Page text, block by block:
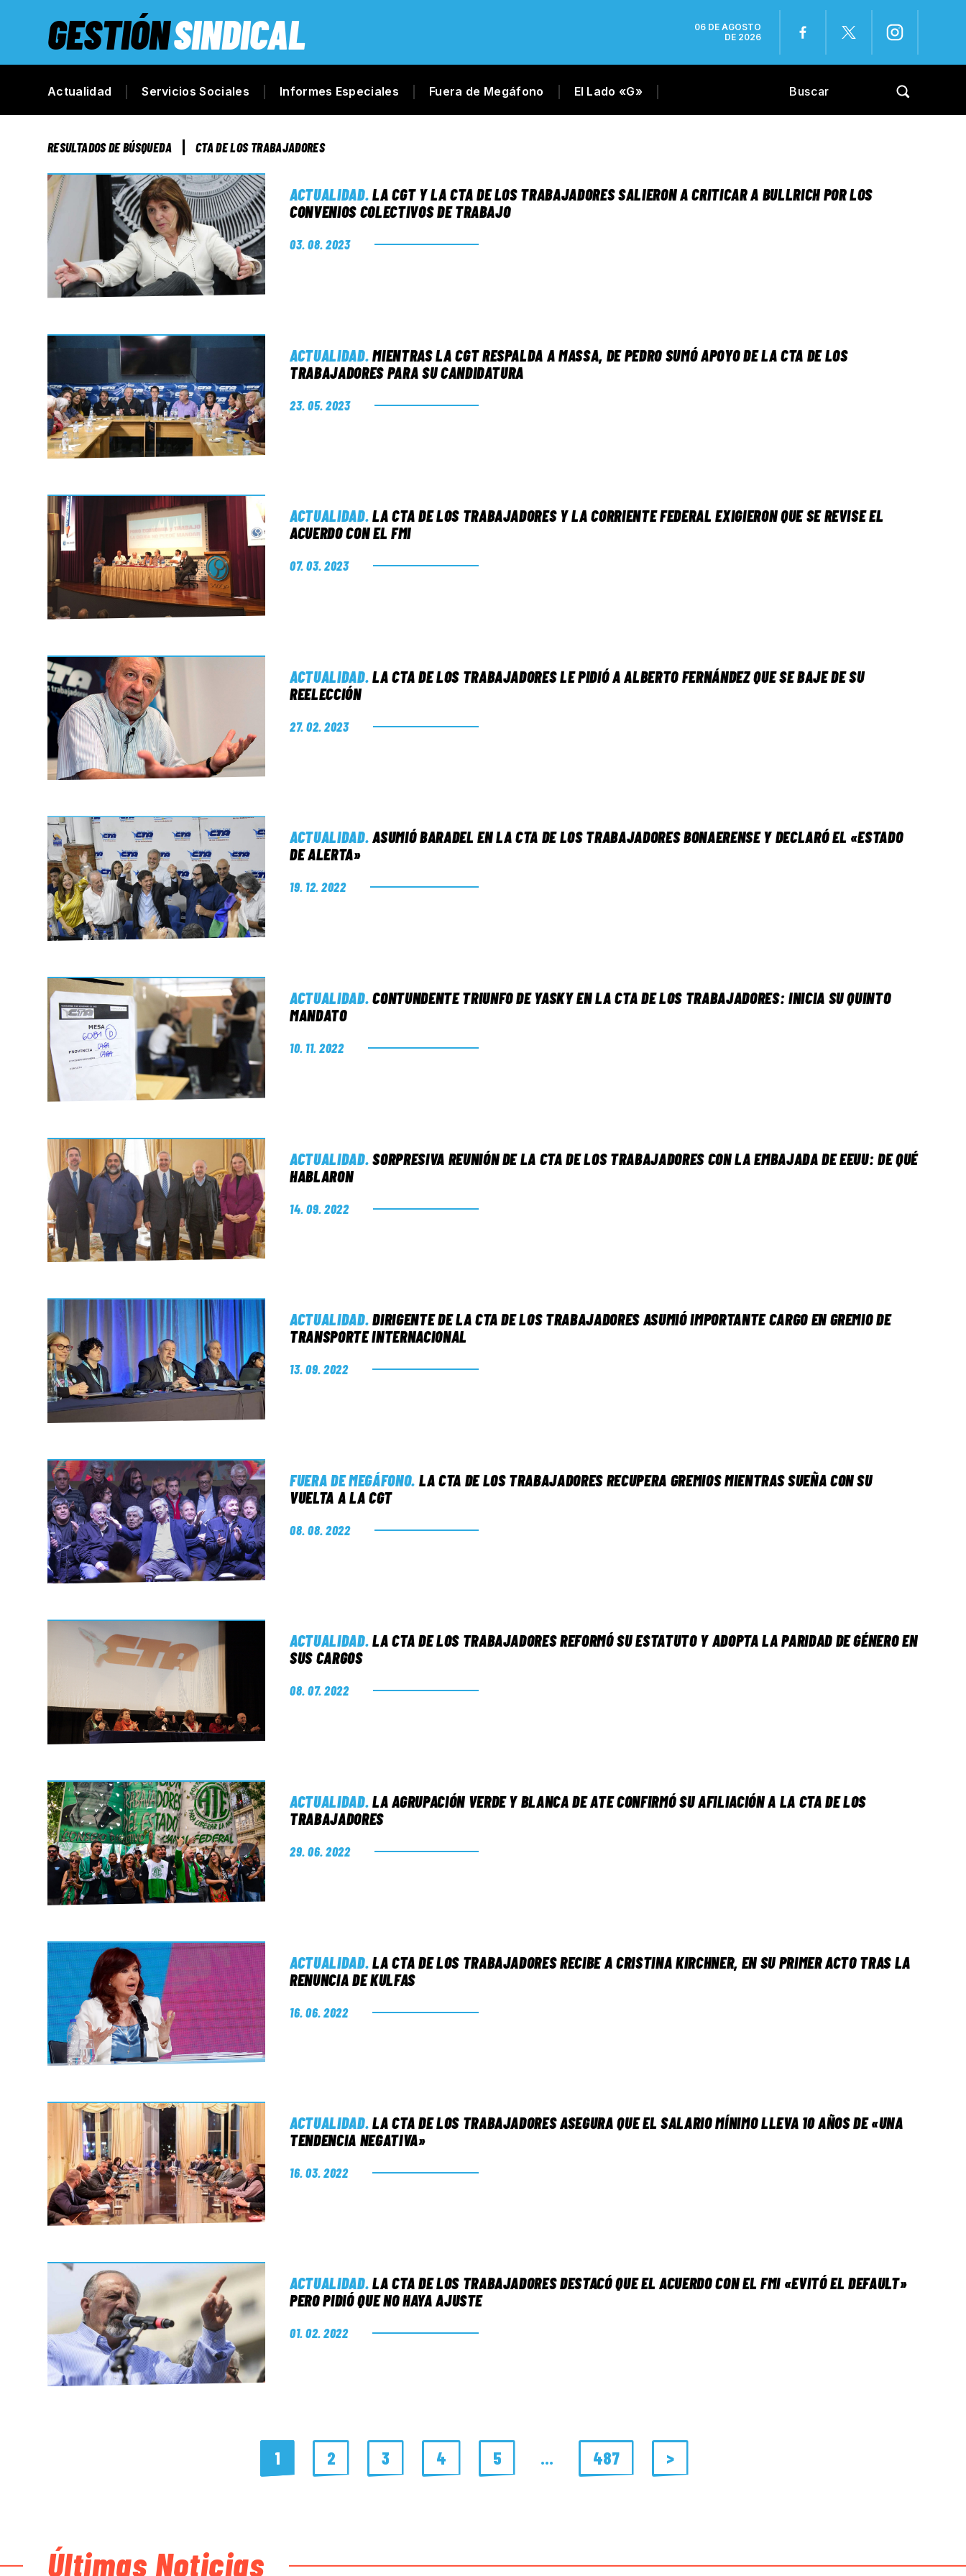
GESTIÓNSINDICAL
06 DE AGOSTO
DE 2026
Actualidad Servicios Sociales Informes Especiales Fuera de Megáfono El Lado «G»
RESULTADOS DE BÚSQUEDA CTA DE LOS TRABAJADORES
ACTUALIDAD. LA CGT Y LA CTA DE LOS TRABAJADORES SALIERON A CRITICAR A BULLRICH POR LOS
CONVENIOS COLECTIVOS DE TRABAJO
03. 08. 2023
ACTUALIDAD. MIENTRAS LA CGT RESPALDA A MASSA, DE PEDRO SUMÓ APOYO DE LA CTA DE LOS
TRABAJADORES PARA SU CANDIDATURA
23. 05. 2023
ACTUALIDAD. LA CTA DE LOS TRABAJADORES Y LA CORRIENTE FEDERAL EXIGIERON QUE SE REVISE EL
ACUERDO CON EL FMI
07. 03. 2023
ACTUALIDAD. LA CTA DE LOS TRABAJADORES LE PIDIÓ A ALBERTO FERNÁNDEZ QUE SE BAJE DE SU
REELECCIÓN
27. 02. 2023
ACTUALIDAD. ASUMIÓ BARADEL EN LA CTA DE LOS TRABAJADORES BONAERENSE Y DECLARÓ EL «ESTADO
DE ALERTA»
19. 12. 2022
ACTUALIDAD. CONTUNDENTE TRIUNFO DE YASKY EN LA CTA DE LOS TRABAJADORES: INICIA SU QUINTO
MANDATO
10. 11. 2022
ACTUALIDAD. SORPRESIVA REUNIÓN DE LA CTA DE LOS TRABAJADORES CON LA EMBAJADA DE EEUU: DE QUÉ
HABLARON
14. 09. 2022
ACTUALIDAD. DIRIGENTE DE LA CTA DE LOS TRABAJADORES ASUMIÓ IMPORTANTE CARGO EN GREMIO DE
TRANSPORTE INTERNACIONAL
13. 09. 2022
FUERA DE MEGÁFONO. LA CTA DE LOS TRABAJADORES RECUPERA GREMIOS MIENTRAS SUEÑA CON SU
VUELTA A LA CGT
08. 08. 2022
ACTUALIDAD. LA CTA DE LOS TRABAJADORES REFORMÓ SU ESTATUTO Y ADOPTA LA PARIDAD DE GÉNERO EN
SUS CARGOS
08. 07. 2022
ACTUALIDAD. LA AGRUPACIÓN VERDE Y BLANCA DE ATE CONFIRMÓ SU AFILIACIÓN A LA CTA DE LOS
TRABAJADORES
29. 06. 2022
ACTUALIDAD. LA CTA DE LOS TRABAJADORES RECIBE A CRISTINA KIRCHNER, EN SU PRIMER ACTO TRAS LA
RENUNCIA DE KULFAS
16. 06. 2022
ACTUALIDAD. LA CTA DE LOS TRABAJADORES ASEGURA QUE EL SALARIO MÍNIMO LLEVA 10 AÑOS DE «UNA
TENDENCIA NEGATIVA»
16. 03. 2022
ACTUALIDAD. LA CTA DE LOS TRABAJADORES DESTACÓ QUE EL ACUERDO CON EL FMI «EVITÓ EL DEFAULT»
PERO PIDIÓ QUE NO HAYA AJUSTE
01. 02. 2022
1 2 3 4 5 … 487 >
Últimas Noticias